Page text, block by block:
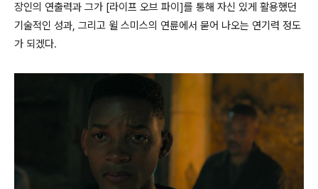
장인의 연출력과 그가 [라이프 오브 파이]를 통해 자신 있게 활용했던
기술적인 성과, 그리고 윌 스미스의 연륜에서 묻어 나오는 연기력 정도
가 되겠다.